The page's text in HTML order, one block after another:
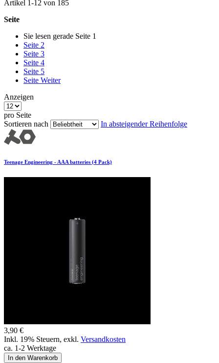
Artikel 1-12 von 185
Seite
Sie lesen gerade Seite 1
Seite 2
Seite 3
Seite 4
Seite 5
Seite Weiter
Anzeigen
pro Seite
Sortieren nach
In absteigender Reihenfolge
Teenage Engineering - AAA batteries (4 Pack)
3,90 €
Inkl. 19% Steuern, exkl. Versandkosten
ca. 1-2 Werktage
In den Warenkorb